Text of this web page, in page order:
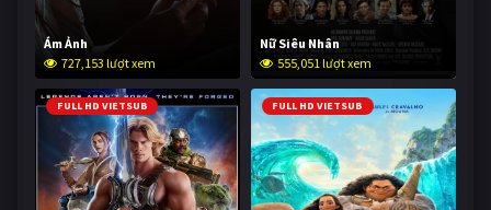
Ám Ảnh
727,153 lượt xem
Nữ Siêu Nhân
555,051 lượt xem
FULL HD VIETSUB FULL HD VIETSUB